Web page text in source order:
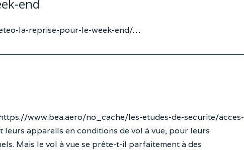
end
la-reprise-pour-le-week-end/…
www.bea.aero/no_cache/les-etudes-de-securite/acces-
appareils en conditions de vol à vue, pour leurs
Mais le vol à vue se prête-t-il parfaitement à des